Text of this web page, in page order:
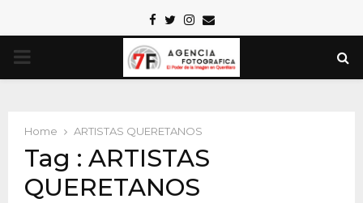
Facebook
TwitterInstagram
Email
PRIMARY
Home ARTISTAS QUERETANOS
Tag : ARTISTAS
QUERETANOS